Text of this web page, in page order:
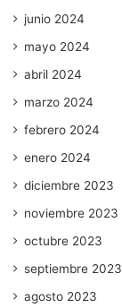
junio 2024
mayo 2024
abril 2024
marzo 2024
febrero 2024
enero 2024
diciembre 2023
noviembre 2023
octubre 2023
septiembre 2023
agosto 2023